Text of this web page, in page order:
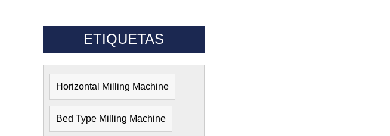
ETIQUETAS
Horizontal Milling Machine
Bed Type Milling Machine